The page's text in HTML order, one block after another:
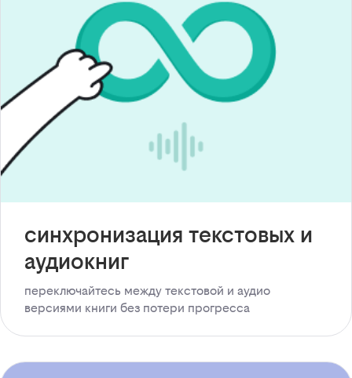
синхронизация текстовых и
аудиокниг
переключайтесь между текстовой и аудио
версиями книги без потери прогресса